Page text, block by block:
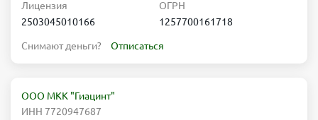
Лицензия
2503045010166
ОГРН
1257700161718
Снимают деньги? Отписаться
ООО МКК "Гиацинт"
ИНН 7720947687